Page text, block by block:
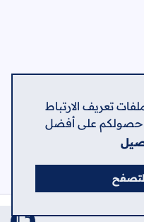
تعريف الارتباط
حصولكم على أفضل